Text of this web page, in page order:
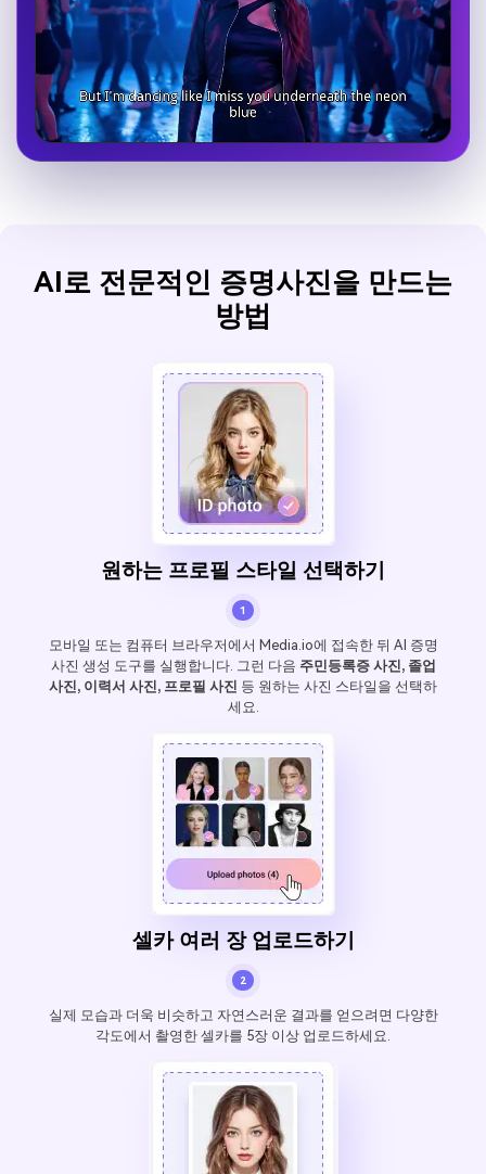
AI로 전문적인 증명사진을 만드는
방법
원하는 프로필 스타일 선택하기
1
모바일 또는 컴퓨터 브라우저에서 Media.io에 접속한 뒤 AI 증명
사진 생성 도구를 실행합니다. 그런 다음 주민등록증 사진, 졸업
사진, 이력서 사진, 프로필 사진 등 원하는 사진 스타일을 선택하
세요.
셀카 여러 장 업로드하기
2
실제 모습과 더욱 비슷하고 자연스러운 결과를 얻으려면 다양한
각도에서 촬영한 셀카를 5장 이상 업로드하세요.